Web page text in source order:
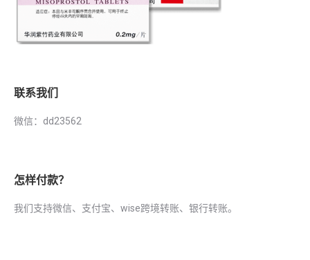
联系我们
微信：dd23562
怎样付款？
我们支持微信、支付宝、wise跨境转账、银行转账。